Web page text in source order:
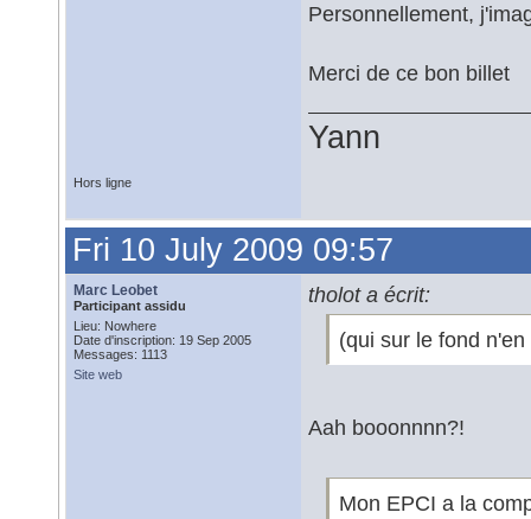
Personnellement,
Merci de ce bon billet
Yann
Hors ligne
Fri 10 July 2009 09:57
Marc Leobet
Participant assidu
Lieu: Nowhere
Date d'inscription: 19 Sep 2005
Messages: 1113
Site web
tholot a écrit:
(qui sur le fond
Aah booonnnn?!
Mon EPCI a la